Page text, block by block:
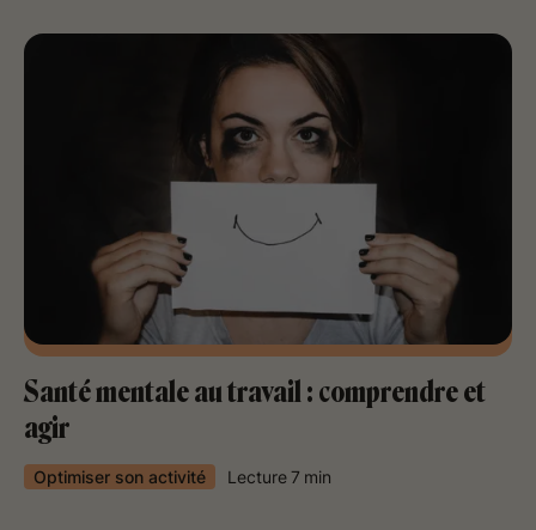
Santé mentale au travail : comprendre et
agir
Optimiser son activité Lecture7 min